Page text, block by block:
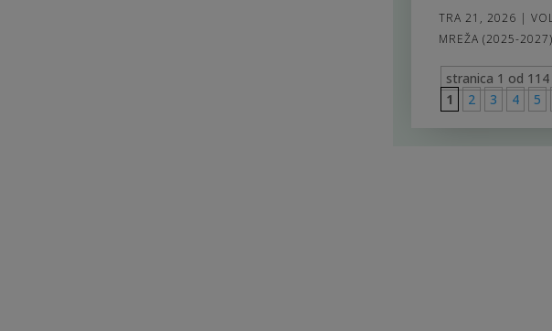
TRA 21, 2026 |
MREŽA (2025-2027)
stranica 1 od 114
1
2 3 4 5